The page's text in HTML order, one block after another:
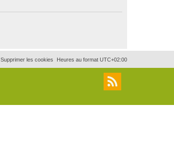
Heures au format UTC+02:00
Supprimer les cookies